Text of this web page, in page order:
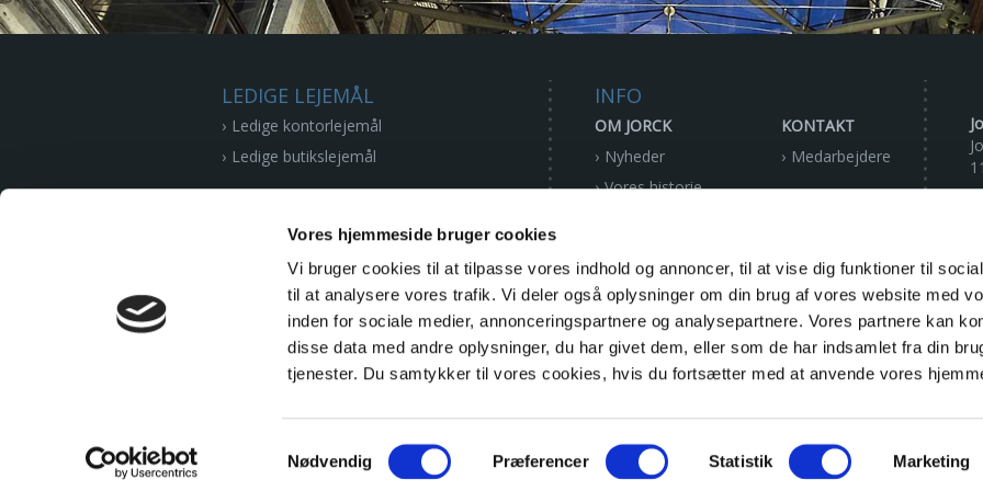
Vores hjemmeside bruger cookies
Vi bruger cookies til at tilpasse vores indhold og annoncer, til at vise dig funktioner til
til at analysere vores trafik. Vi deler også oplysninger om din brug af vores website med
inden for sociale medier, annonceringspartnere og analysepartnere. Vores partnere kan
disse data med andre oplysninger, du har givet dem, eller som de har indsamlet fra din
tjenester. Du samtykker til vores cookies, hvis du fortsætter med at anvende vores
Samtykkevalg
Nødvendig Præferencer Statistik Marketing
LEDIGE LEJEMÅL
Ledige kontorlejemål
Ledige butikslejemål
REFERENCER
EJENDOMSFORVALTNING
At være lejer hos os
EJENDOMME
INFO
OM JORCK
Nyheder
Vores historie
Privatlivspolitik
KONTAKT
Medarbejdere